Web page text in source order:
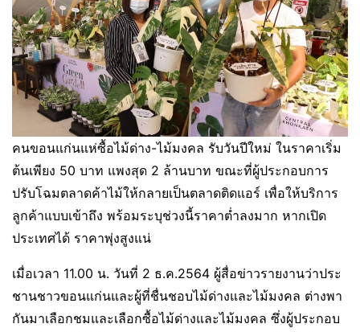
คนขอนแก่นแห่ซื้อไม้ด่าง-ไม้มงคล รับวันปีใหม่ ในราคาเริ่ม
ต้นเพียง 50 บาท แพงสุด 2 ล้านบาท ขณะที่ผู้ประกอบการ
ปรับโฉมตลาดค้าไม้ให้กลายเป็นตลาดติดแอร์ เพื่อให้บริการ
ลูกค้าแบบเข้าถึง พร้อมระบุช่วงนี้ราคาต่ำลงมาก หากเปิด
ประเทศได้ ราคาพุ่งสูงแน่
เมื่อเวลา 11.00 น. วันที่ 2 ธ.ค.2564 ผู้สื่อข่าวรายงานว่าประ
ชานชาวขอนแก่นและผู้ที่ชื่นชอบไม้ด่างและไม้มงคล ต่างพา
กันมาเลือกชมและเลือกซื้อไม้ด่างและไม้มงคล ซึ่งผู้ประกอบ